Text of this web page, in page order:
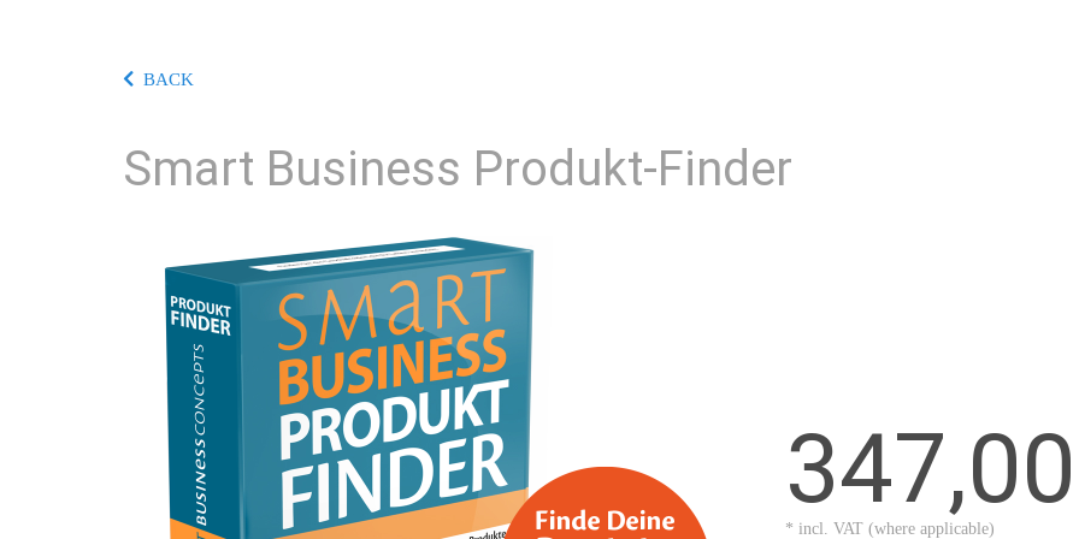
BACK
Smart Business Produkt-Finder
* incl. VAT (where applicable)